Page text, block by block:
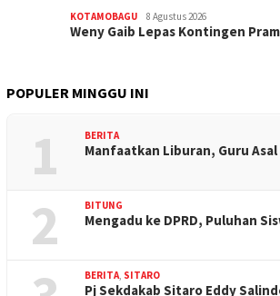
KOTAMOBAGU 8 Agustus 2026
Weny Gaib Lepas Kontingen
POPULER MINGGU INI
1 BERITA
Manfaatkan Liburan, Guru
2 BITUNG
Mengadu ke DPRD, Puluhan
BERITA, SITARO
Pj Sekdakab Sitaro Eddy